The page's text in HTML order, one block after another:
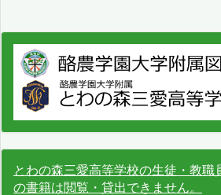
とわの森三愛高等学校の生徒・教職
の書籍は閲覧・貸出できません。